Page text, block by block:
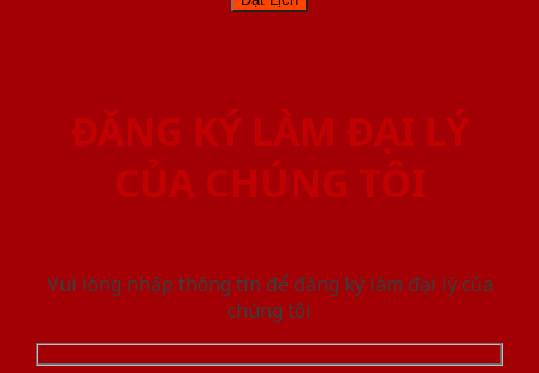
ĐĂNG KÝ LÀM ĐẠI LÝ
CỦA CHÚNG TÔI
Vui lòng nhập thông tin để đăng ký làm đại lý của
chúng tôi